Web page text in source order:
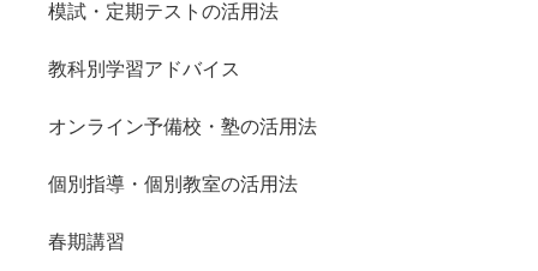
模試・定期テストの活用法
教科別学習アドバイス
オンライン予備校・塾の活用法
個別指導・個別教室の活用法
春期講習